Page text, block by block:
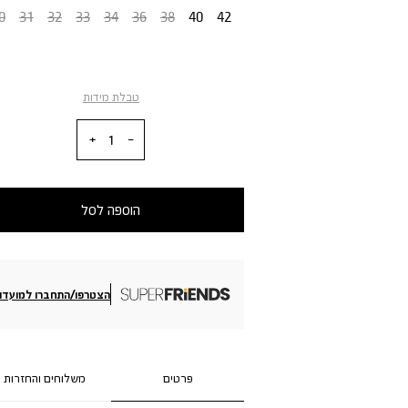
31 32 33 34 36 38 40 42
טבלת מידות
הוספה לסל
הצטרפו/התחברו
פרטים משלוחים והחזרות